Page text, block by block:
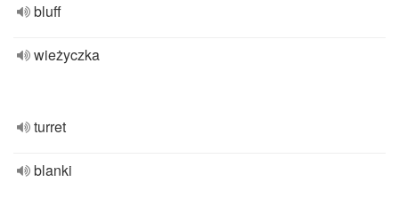
bluff
wieżyczka
turret
blanki